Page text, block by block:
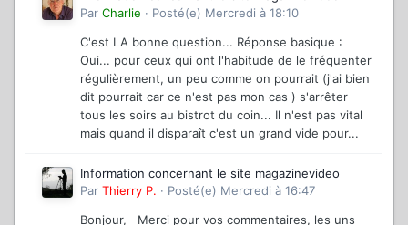
Par Charlie · Posté(e) Mercredi à 18:10
C'est LA bonne question... Réponse basique :
Oui... pour ceux qui ont l'habitude de le fréquenter
régulièrement, un peu comme on pourrait (j'ai bien
dit pourrait car ce n'est pas mon cas ) s'arrêter
tous les soirs au bistrot du coin... Il n'est pas vital
mais quand il disparaît c'est un grand vide pour...
Information concernant le site magazinevideo
Par Thierry P. · Posté(e) Mercredi à 16:47
Bonjour, Merci pour vos commentaires, les uns